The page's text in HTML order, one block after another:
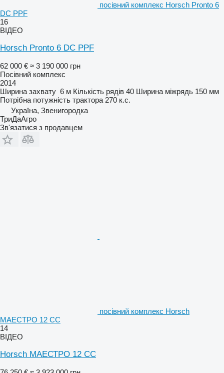
посівний комплекс Horsch Pronto 6
DC PPF
16
ВІДЕО
Horsch Pronto 6 DC PPF
62 000 € ≈ 3 190 000 грн
Посівний комплекс
2014
Ширина захвату 6 м Кількість рядів 40 Ширина міжрядь 150 мм
Потрібна потужність трактора 270 к.с.
Україна, Звенигородка
ТриДаАгро
Зв'язатися з продавцем
посівний комплекс Horsch
МАЕСТРО 12 CC
14
ВІДЕО
Horsch МАЕСТРО 12 CC